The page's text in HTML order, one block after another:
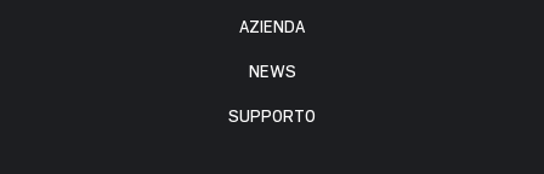
AZIENDA
NEWS
SUPPORTO